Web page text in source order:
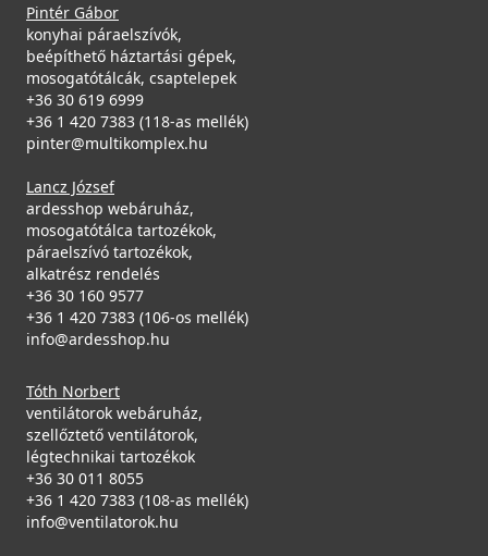
ELLECI - Gránit mosogatótálca Quadra 100 G51
LGQ10051
85 990 Ft
ELLECI - Csaptelep Tourmaline Plus pure Granitek G40
MGKTOP40
Pintér Gábor
konyhai páraelszívók,
beépíthető háztartási gépek,
mosogatótálcák, csaptelepek
+36 30 619 6999
+36 1 420 7383 (118-as mellék)
pinter@multikomplex.hu
Lancz József
ardesshop webáruház,
mosogatótálca tartozékok,
páraelszívó tartozékok,
alkatrész rendelés
+36 30 160 9577
+36 1 420 7383 (106-os mellék)
info@ardesshop.hu
Tóth Norbert
ventilátorok webáruház,
szellőztető ventilátorok,
légtechnikai tartozékok
+36 30 011 8055
+36 1 420 7383 (108-as mellék)
info@ventilatorok.hu